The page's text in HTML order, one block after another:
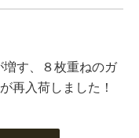
す、８枚重ねのガ
再入荷しました！